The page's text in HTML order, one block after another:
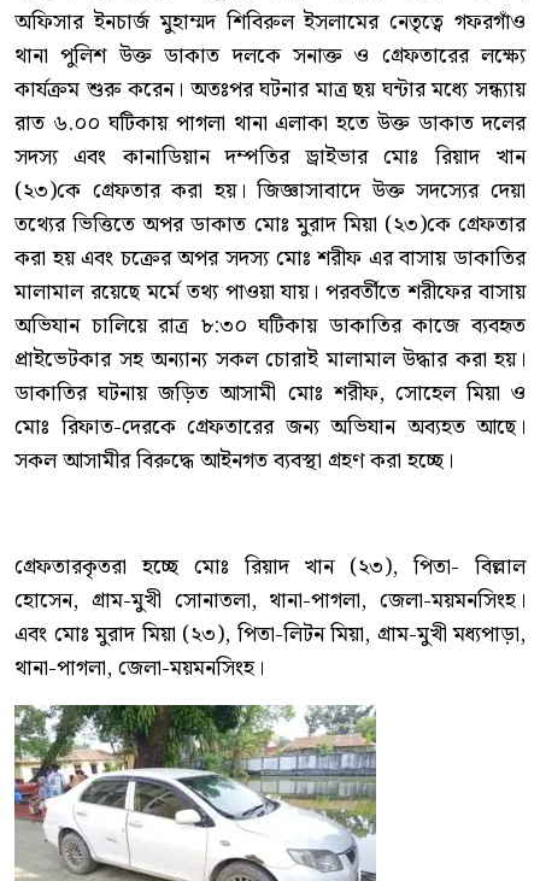
অফিসার ইনচার্জ মুহাম্মদ শিবিরুল ইসলামের নেতৃত্বে গফরগাঁও
থানা পুলিশ উক্ত ডাকাত দলকে সনাক্ত ও গ্রেফতারের লক্ষ্যে
কার্যক্রম শুরু করেন। অতঃপর ঘটনার মাত্র ছয় ঘন্টার মধ্যে সন্ধ্যায়
রাত ৬.০০ ঘটিকায় পাগলা থানা এলাকা হতে উক্ত ডাকাত দলের
সদস্য এবং কানাডিয়ান দম্পতির ড্রাইভার মোঃ রিয়াদ খান
(২৩)কে গ্রেফতার করা হয়। জিজ্ঞাসাবাদে উক্ত সদস্যের দেয়া
তথ্যের ভিত্তিতে অপর ডাকাত মোঃ মুরাদ মিয়া (২৩)কে গ্রেফতার
করা হয় এবং চক্রের অপর সদস্য মোঃ শরীফ এর বাসায় ডাকাতির
মালামাল রয়েছে মর্মে তথ্য পাওয়া যায়। পরবর্তীতে শরীফের বাসায়
অভিযান চালিয়ে রাত্র ৮:৩০ ঘটিকায় ডাকাতির কাজে ব্যবহৃত
প্রাইভেটকার সহ অন্যান্য সকল চোরাই মালামাল উদ্ধার করা হয়।
ডাকাতির ঘটনায় জড়িত আসামী মোঃ শরীফ, সোহেল মিয়া ও
মোঃ রিফাত-দেরকে গ্রেফতারের জন্য অভিযান অব্যহত আছে।
সকল আসামীর বিরুদ্ধে আইনগত ব্যবস্থা গ্রহণ করা হচ্ছে।
গ্রেফতারকৃতরা হচ্ছে মোঃ রিয়াদ খান (২৩), পিতা- বিল্লাল
হোসেন, গ্রাম-মুখী সোনাতলা, থানা-পাগলা, জেলা-ময়মনসিংহ।
এবং মোঃ মুরাদ মিয়া (২৩), পিতা-লিটন মিয়া, গ্রাম-মুখী মধ্যপাড়া,
থানা-পাগলা, জেলা-ময়মনসিংহ।